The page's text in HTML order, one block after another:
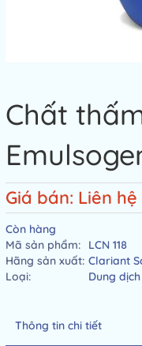
Chất
Giá bán: Liên hệ
Còn hàng
Mã sản phẩm:
LCN 118
Hãng sản xuất: Clariant
Loại:
Dung dịch
Thông tin chi tiết